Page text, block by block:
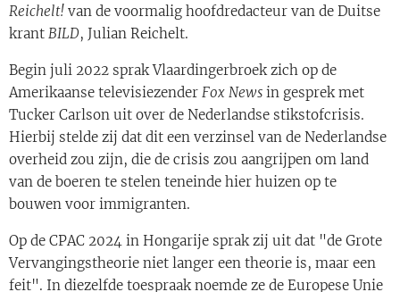
Reichelt! van de voormalig hoofdredacteur van de Duitse
krant BILD, Julian Reichelt.
Begin juli 2022 sprak Vlaardingerbroek zich op de
Amerikaanse televisiezender Fox News in gesprek met
Tucker Carlson uit over de Nederlandse stikstofcrisis.
Hierbij stelde zij dat dit een verzinsel van de Nederlandse
overheid zou zijn, die de crisis zou aangrijpen om land
van de boeren te stelen teneinde hier huizen op te
bouwen voor immigranten.
Op de CPAC 2024 in Hongarije sprak zij uit dat "de Grote
Vervangingstheorie niet langer een theorie is, maar een
feit". In diezelfde toespraak noemde ze de Europese Unie